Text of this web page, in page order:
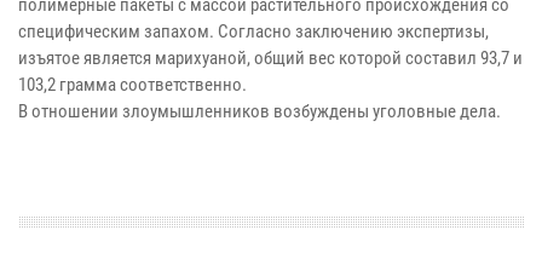
полимерные пакеты с массой растительного происхождения со
специфическим запахом. Согласно заключению экспертизы,
изъятое является марихуаной, общий вес которой составил 93,7 и
103,2 грамма соответственно.
В отношении злоумышленников возбуждены уголовные дела.